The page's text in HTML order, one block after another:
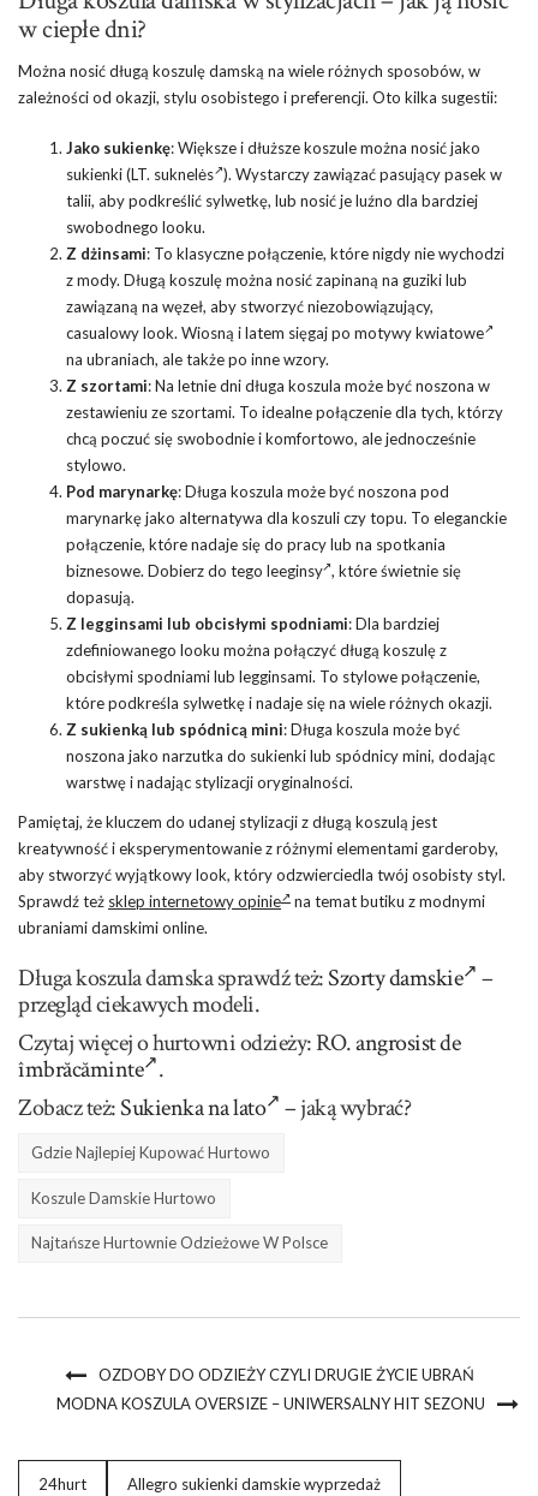
w ciepłe dni?
Można nosić długą koszulę damską na wiele różnych sposobów, w
zależności od okazji, stylu osobistego i preferencji. Oto kilka sugestii:
Jako sukienkę: Większe i dłuższe koszule można nosić jako
sukienki (LT. suknelės ). Wystarczy zawiązać pasujący pasek w
talii, aby podkreślić sylwetkę, lub nosić je luźno dla bardziej
swobodnego looku.
Z dżinsami: To klasyczne połączenie, które nigdy nie wychodzi
z mody. Długą koszulę można nosić zapinaną na guziki lub
zawiązaną na węzeł, aby stworzyć niezobowiązujący,
casualowy look. Wiosną i latem sięgaj po motywy kwiatowe
na ubraniach, ale także po inne wzory.
Z szortami: Na letnie dni długa koszula może być noszona w
zestawieniu ze szortami. To idealne połączenie dla tych, którzy
chcą poczuć się swobodnie i komfortowo, ale jednocześnie
stylowo.
Pod marynarkę: Długa koszula może być noszona pod
marynarkę jako alternatywa dla koszuli czy topu. To eleganckie
połączenie, które nadaje się do pracy lub na spotkania
biznesowe. Dobierz do tego leeginsy , które świetnie się
dopasują.
Z legginsami lub obcisłymi spodniami: Dla bardziej
zdefiniowanego looku można połączyć długą koszulę z
obcisłymi spodniami lub legginsami. To stylowe połączenie,
które podkreśla sylwetkę i nadaje się na wiele różnych okazji.
Z sukienką lub spódnicą mini: Długa koszula może być
noszona jako narzutka do sukienki lub spódnicy mini, dodając
warstwę i nadając stylizacji oryginalności.
Pamiętaj, że kluczem do udanej stylizacji z długą koszulą jest
kreatywność i eksperymentowanie z różnymi elementami garderoby,
aby stworzyć wyjątkowy look, który odzwierciedla twój osobisty styl.
Sprawdź też sklep internetowy opinie
na temat butiku z modnymi
ubraniami damskimi online.
Długa koszula damska sprawdź też:Szorty damskie
–
przegląd ciekawych modeli.
Czytaj więcej o hurtowni odzieży: RO.angrosist de
îmbrăcăminte .
Zobacz też:Sukienka na lato – jaką wybrać?
Gdzie Najlepiej Kupować Hurtowo
Koszule Damskie Hurtowo
Najtańsze Hurtownie Odzieżowe W Polsce
OZDOBY DO ODZIEŻY CZYLI DRUGIE ŻYCIE UBRAŃ
MODNA KOSZULA OVERSIZE – UNIWERSALNY HIT SEZONU
24hurt Allegro sukienki damskie wyprzedaż